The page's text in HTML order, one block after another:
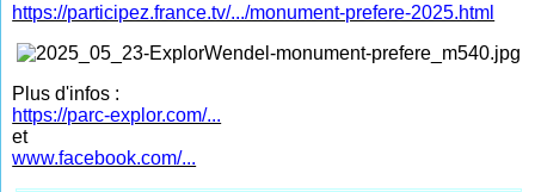
https://participez.france.tv/.../monument-prefere-2025.html
Plus d'infos :
https://parc-explor.com/...
et
www.facebook.com/...